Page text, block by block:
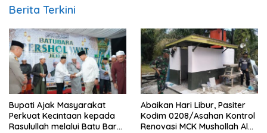
Maghribi
Berita Terkini
Bupati Ajak Masyarakat
Perkuat Kecintaan kepada
Rasulullah melalui Batu Bara
Abaikan Hari Libur, Pasiter
Kodim 0208/Asahan Kontrol
Renovasi MCK Mushollah Al